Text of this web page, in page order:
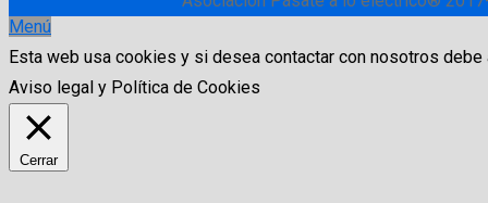
Menú
Esta web usa cookies y si desea contactar con nosotros
Aviso legal y Política de Cookies
Cerrar